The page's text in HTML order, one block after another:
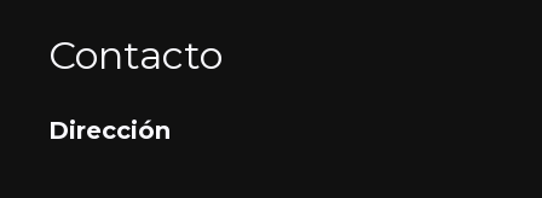
Contacto
Dirección